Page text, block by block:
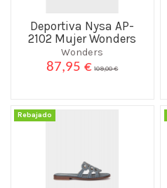
Deportiva Nysa AP-
2102 Mujer Wonders
Wonders
87,95 € 109,00 €
Rebajado